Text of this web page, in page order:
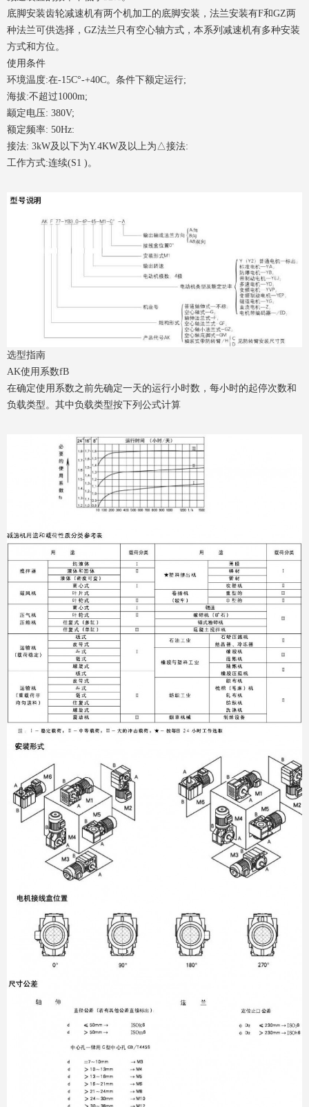
底脚安装齿轮减速机有两个机加工的底脚安装，法兰安装有F和GZ两
种法兰可供选择，GZ法兰只有空心轴方式，本系列减速机有多种安装
方式和方位。
使用条件
环境温度:在-15C°-+40C。条件下额定运行;
海拔:不超过1000m;
颛定电压: 380V;
额定频率: 50Hz:
接法: 3kW及以下为Y.4KW及以上为△接法:
工作方式:连续(S1 )。
选型指南
AK使用系数fB
在确定使用系数之前先确定一天的运行小时数，每小时的起停次数和
负载类型。其中负载类型按下列公式计算